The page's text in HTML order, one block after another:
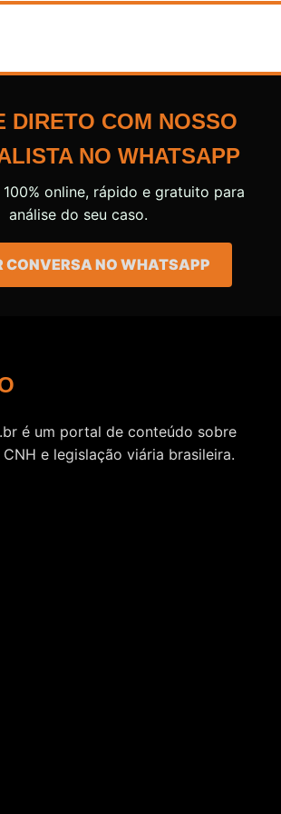
DIRETO COM NOSSO
NO WHATSAPP
online, rápido e gratuito para
análise do seu caso.
CONVERSA NO WHATSAPP
é um portal de conteúdo sobre
e legislação viária brasileira.